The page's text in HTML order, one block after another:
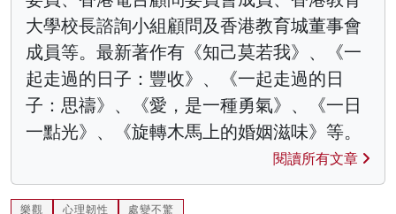
大學校長諮詢小組顧問及香港教育城董事會
成員等。最新著作有《知己莫若我》、《一
起走過的日子：豐收》、《一起走過的日
子：思禱》、《愛，是一種勇氣》、《一日
一點光》、《旋轉木馬上的婚姻滋味》等。
閱讀所有文章
樂觀 心理韌性 處變不驚